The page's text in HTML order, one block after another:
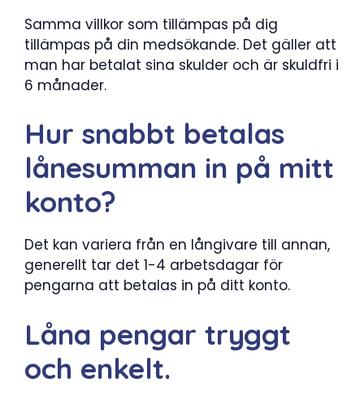
Samma villkor som tillämpas på dig
tillämpas på din medsökande. Det gäller att
man har betalat sina skulder och är skuldfri i
6 månader.
Hur snabbt betalas
lånesumman in på mitt
konto?
Det kan variera från en långivare till annan,
generellt tar det 1-4 arbetsdagar för
pengarna att betalas in på ditt konto.
Låna pengar tryggt
och enkelt.